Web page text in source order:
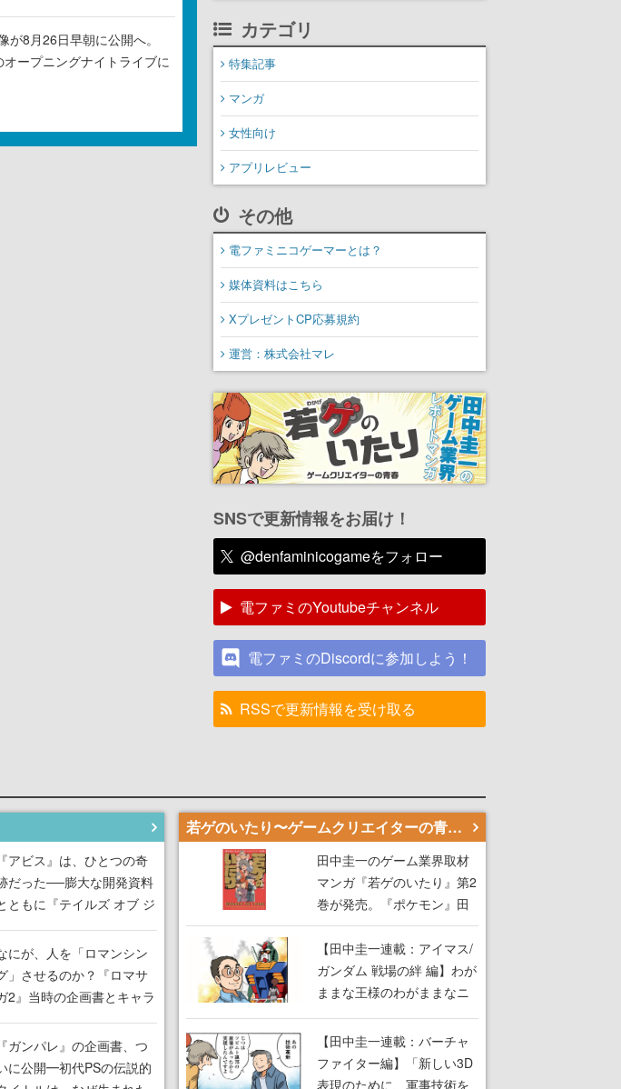
8月26日早朝に公開へ。
ープニングナイトライブに
カテゴリ
特集記事
マンガ
女性向け
アプリレビュー
その他
電ファミニコゲーマーとは？
媒体資料はこちら
XプレゼントCP応募規約
運営：株式会社マレ
SNSで更新情報をお届け！
@denfaminicogameをフォロー
電ファミのYoutubeチャンネル
電ファミのDiscordに参加しよう！
RSSで更新情報を受け取る
『アビス』は、ひとつの奇
だった──膨大な開発資料
ともに『テイルズ オブ ジ
生まれた意味を知る
RPG」が生まれた理由【ゲ
ームの企画書】
にが、人を「ロマンシン
」させるのか？『ロマサ
2』当時の企画書とキャラ
定画から迫る、河津秋敏
がRPGに生み出した「ロマ
」の正体とは【ゲームの
画書】
『ガンパレ』の企画書、つ
に公開━初代PSの伝説的
若ゲのいたり〜ゲームクリエイターの青春〜
田中圭一のゲーム業界取材
マンガ『若ゲのいたり』第2
巻が発売。『ポケモン』田
尻智さん、『ゼビウス』遠
藤雅伸さんらの貴重なエピ
ソードを収録
【田中圭一連載：アイマス/
ガンダム 戦場の絆 編】わが
ままな王様のわがままなニ
ーズを満たす！──小山順一
朗が貫く姿勢に、ゲームク
リエイターとしての矜持を
見た【若ゲのいたり最終
【田中圭一連載：バーチャ
ファイター編】「新しい3D
表現のために、軍事技術を